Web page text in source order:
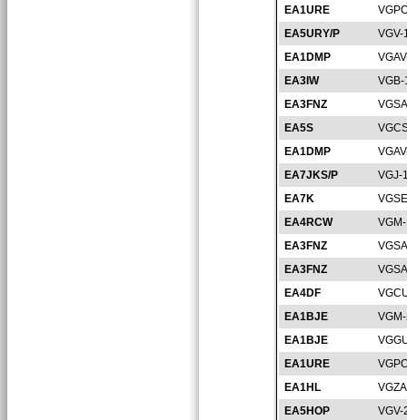
EA1URE
EA5URY/P
VGV-
EA1DMP
EA3IW
VGB-
EA3FNZ
EA5S
EA1DMP
EA7JKS/P
VGJ-
EA7K
EA4RCW
EA3FNZ
EA3FNZ
EA4DF
EA1BJE
EA1BJE
EA1URE
EA1HL
EA5HOP
VGV-